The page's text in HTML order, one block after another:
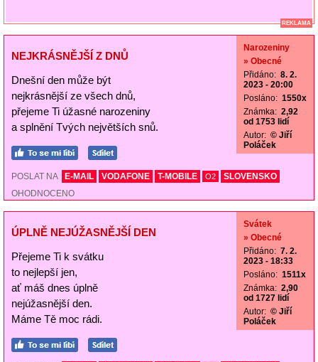
REKLAMA
NEJKRÁSNĚJŠÍ Z DNŮ
Dnešní den může být
nejkrásnější ze všech dnů,
přejeme Ti úžasné narozeniny
a splnění Tvých největších snů.
Narozeniny
» Obecné
Přidáno: 8. 2.
2023 - 20:00
Posláno: 1550x
Známka: 2,92
od 1753 lidí
Autor: © Jiří
Poláček
POSLAT NA E-MAIL VODAFONE T-MOBILE O2
SLOVENSKO
OHODNOCENO
ÚPLNĚ NEJÚŽASNĚJŠÍ DEN
Přejeme Ti k svátku
to nejlepší jen,
ať máš dnes úplně
nejúžasnější den.
Máme Tě moc rádi.
Svátek
» Obecné
Přidáno: 7. 2.
2023 - 18:33
Posláno: 1511x
Známka: 2,90
od 1727 lidí
Autor: © Jiří
Poláček